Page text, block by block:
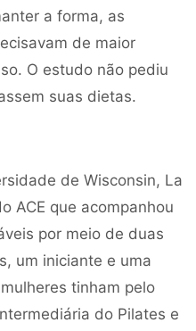
a forma, as
de maior
O estudo não pediu
suas dietas.
de Wisconsin, La
ACE que acompanhou
​​por meio de duas
um iniciante e uma
tinham pelo
do Pilates e